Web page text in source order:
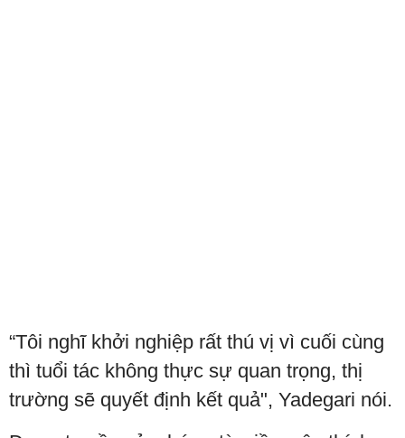
“Tôi nghĩ khởi nghiệp rất thú vị vì cuối cùng
thì tuổi tác không thực sự quan trọng, thị
trường sẽ quyết định kết quả", Yadegari nói.